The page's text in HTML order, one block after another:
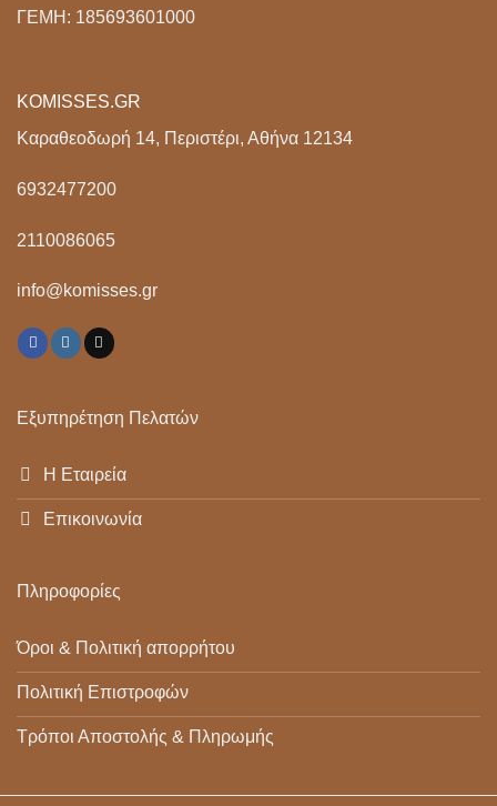
ΓΕΜΗ: 185693601000
Εξυπηρέτηση Πελατών
Η Εταιρεία
Επικοινωνία
Πληροφορίες
Όροι & Πολιτική απορρήτου
Πολιτική Επιστροφών
Τρόποι Αποστολής & Πληρωμής
KOMISSES.GR
Καραθεοδωρή 14, Περιστέρι, Αθήνα 12134
6932477200
2110086065
info@komisses.gr